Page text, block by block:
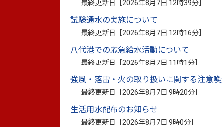
最終更新日［2026年8月7日 12時39分
試験通水の実施について
最終更新日［2026年8月7日 12時16分
八代港での応急給水活動について
最終更新日［2026年8月7日 11時1分
強風・落雷・火の取り扱いに関する注意
最終更新日［2026年8月7日 9時20分
生活用水配布のお知らせ
最終更新日［2026年8月7日 9時0分
つきましては、以下のとおり公募型プロ
１．委託業務の概要
（２）業務内容 添付仕様書とおり